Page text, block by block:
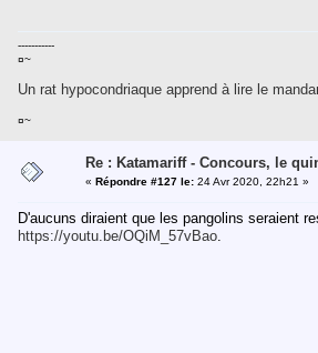
-----------
¤~
Un rat hypocondriaque apprend à lire le
¤~
Re : Katamariff - Concours, le
« Répondre #127 le: 24 Avr 2020, 22h21 »
D'aucuns diraient que les pangolins seraient
https://youtu.be/OQiM_57vBao.